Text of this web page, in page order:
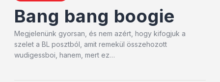
Bang bang boogie
Megjelenünk gyorsan, és nem azért, hogy kifogjuk a
szelet a BL posztból, amit remekül összehozott
wudigessboi, hanem, mert ez…